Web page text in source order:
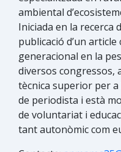
ambiental
Iniciada en la recerca
publicació d’un
generacional en la
diversos congressos,
tècnica superior per a
de periodista i està
de voluntariat i
tant autonòmic com